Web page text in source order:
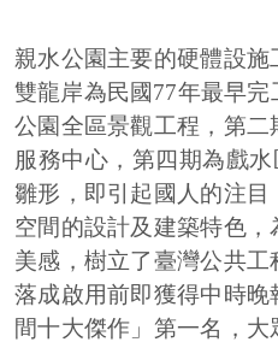
親水公園主要的硬體設施
雙龍岸為民國77年最早
公園全區景觀工程，第
服務中心，第四期為戲
雛形，即引起國人的注
空間的設計及建築特色
美感，樹立了臺灣公共
落成啟用前即獲得中時
間十大傑作」第一名，